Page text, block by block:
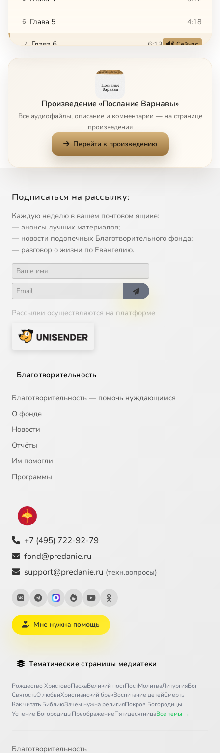
6 Глава 5 4:18
7 Глава 6 6:13 Сейчас
10 Глава 9
Глава 10
Глава 11
14 Глава 13
15 Глава 14
16 Глава 15
17 Глава 16
18 Глава 17
19 Глава 18
20 Глава 19
Произведение «Послание Варнавы»
Все аудиофайлы, описание и комментарии — на странице
произведения
Перейти к произведению
Подписаться на рассылку:
Каждую неделю в вашем почтовом ящике:
— анонсы лучших материалов;
— новости подопечных Благотворительного фонда;
— разговор о жизни по Евангелию.
Рассылки осуществляются на платформе
Благотворительность
Благотворительность — помочь нуждающимся
О фонде
Новости
Отчёты
Им помогли
Программы
+7 (495) 722-92-79
fond@predanie.ru
support@predanie.ru (техн.вопросы)
Мне нужна помощь
Тематические страницы медиатеки
Рождество ХристовоПасхаВеликий постПостМолитваЛитургияБог
СвятостьО любвиХристианский бракВоспитание детейСмерть
Как читать БиблиюЗачем нужна религияПокров Богородицы
Успение БогородицыПреображениеПятидесятницаВсе темы →
Благотворительность